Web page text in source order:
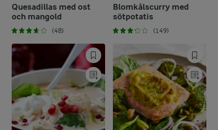
Quesadillas med ost
och mangold
(48)
Blomkålscurry med
sötpotatis
(149)